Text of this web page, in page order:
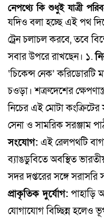
নেপথ্যে কি শুধুই যাত্রী
যদিও বলা হচ্ছে এই পথ
ট্রেন চলাচল করবে, তবে
সবার উপরে রাখছেন। ১.
‘চিকেন্স নেক’ করিডোরটি
চওড়া। শত্রুদেশের
নিচের এই মোটা কংক্রিটের
সেনা ও সামরিক সরঞ্জাম
সংযোগ: এই রেলপথটি
ব্যাঙডুবিতে অবস্থিত
সদর দপ্তরের সঙ্গে
প্রাকৃতিক দুর্যোগ: পাহাড়ি
যোগাযোগ বিচ্ছিন্ন হলেও